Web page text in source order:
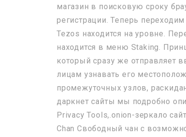
магазин в поисковую сроку
регистрации. Теперь
Tezos находится на уровне.
находится в меню Staking.
который сразу же отправляет
лицам узнавать его
промежуточных узлов,
даркнет сайты мы подробно
Privacy Tools,.onion-зеркало
Chan Свободный чан с